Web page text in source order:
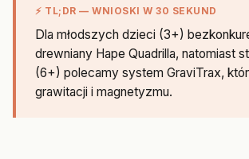
⚡ TL;DR — WNIOSKI W 30 SEKUND
Dla młodszych dzieci (3+)
drewniany Hape Quadrilla, natomiast
(6+) polecamy system GraviTrax,
grawitacji i magnetyzmu.